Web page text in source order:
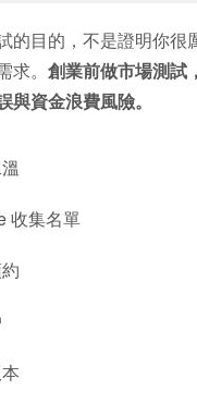
的目的，不是證明你很
。 創業前做市場測試
與資金浪費風險。
收集名單